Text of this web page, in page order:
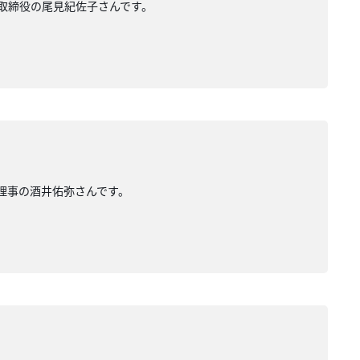
役の尾見紀佐子さんです。
の酒井佑弥さんです。